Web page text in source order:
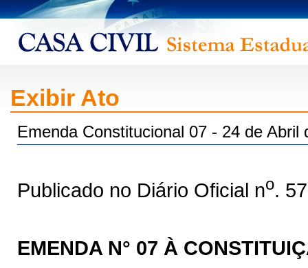
Exibir Ato
Emenda Constitucional 07 - 24 de Abril
Publicado no Diário Oficial no.
EMENDA N° 07 À